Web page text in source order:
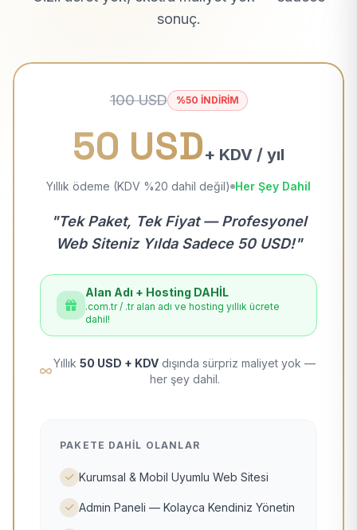
sonuç.
100 USD %50 İNDİRİM
50 USD+ KDV / yıl
Yıllık ödeme (KDV %20 dahil değil) Her Şey Dahil
"Tek Paket, Tek Fiyat — Profesyonel
Web Siteniz Yılda Sadece 50 USD!"
Alan Adı + Hosting DAHİL
.com.tr / .tr alan adı ve hosting yıllık ücrete
dahil!
Yıllık 50 USD + KDV dışında sürpriz maliyet yok —
her şey dahil.
PAKETE DAHIL OLANLAR
Kurumsal & Mobil Uyumlu Web Sitesi
Admin Paneli — Kolayca Kendiniz Yönetin